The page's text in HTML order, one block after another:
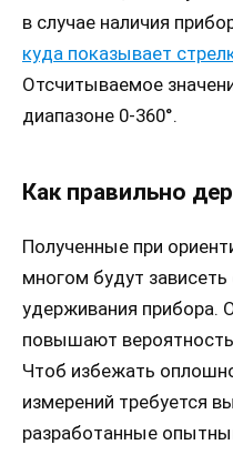
в случае наличия
куда показывает
Отсчитываемое
диапазоне 0-360°.
Как правильно
Полученные при
многом будут зависеть
удерживания
повышают
Чтоб избежать
измерений требуется
разработанные